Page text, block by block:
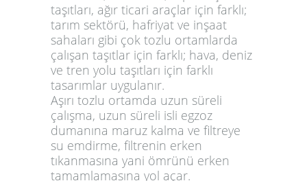
taşıtları, ağır ticari araçlar için farklı;
tarım sektörü, hafriyat ve inşaat
sahaları gibi çok tozlu ortamlarda
çalışan taşıtlar için farklı; hava, deniz
ve tren yolu taşıtları için farklı
tasarımlar uygulanır.
Aşırı tozlu ortamda uzun süreli
çalışma, uzun süreli isli egzoz
dumanına maruz kalma ve filtreye
su emdirme, filtrenin erken
tıkanmasına yani ömrünü erken
tamamlamasına yol açar.